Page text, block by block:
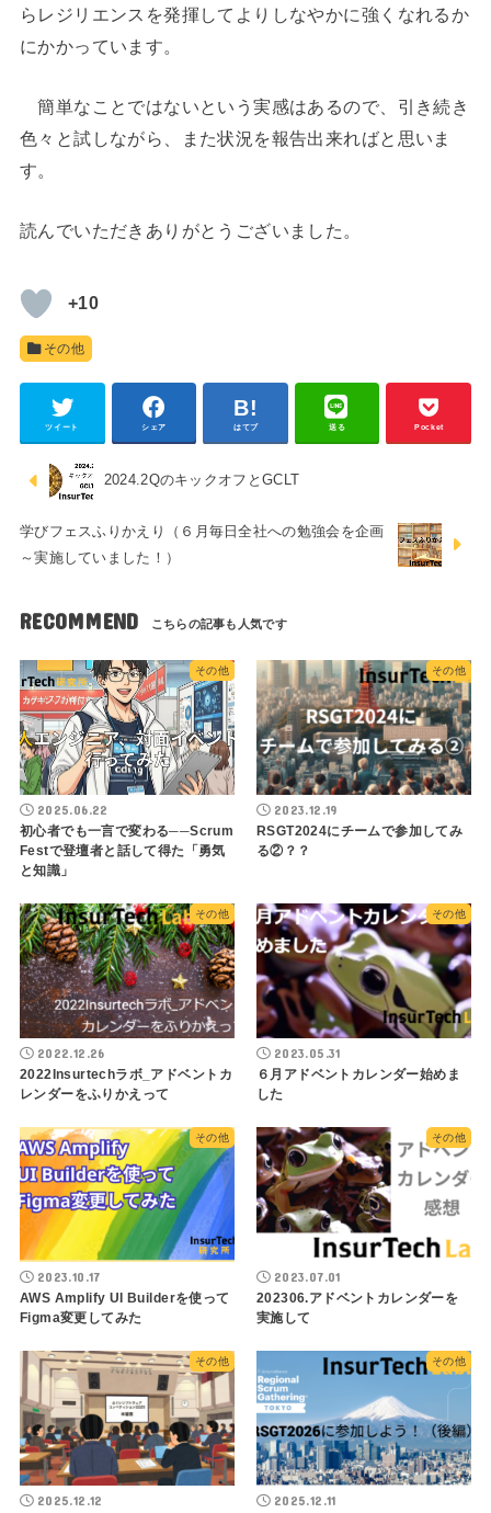
らレジリエンスを発揮してよりしなやかに強くなれるか
にかかっています。
簡単なことではないという実感はあるので、引き続き
色々と試しながら、また状況を報告出来ればと思いま
す。
読んでいただきありがとうございました。
+10
その他
ツイート シェア はてブ 送る Pocket
2024.2QのキックオフとGCLT
学びフェスふりかえり（６月毎日全社への勉強会を企画
～実施していました！）
RECOMMEND
その他
2025.06.22
初心者でも一言で変わる──Scrum
Festで登壇者と話して得た「勇気
と知識」
その他
2023.12.19
RSGT2024にチームで参加してみ
る②？？
その他
2022.12.26
2022Insurtechラボ_アドベントカ
レンダーをふりかえって
その他
2023.05.31
６月アドベントカレンダー始めま
した
その他
2023.10.17
AWS Amplify UI Builderを使って
Figma変更してみた
その他
2023.07.01
202306.アドベントカレンダーを
実施して
その他
2025.12.12
その他
2025.12.11